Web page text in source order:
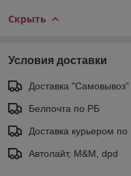
Скрыть
Условия доставки
Доставка "Самовывоз"
Белпочта по РБ
Доставка курьером
Автолайт, M&M, dpd